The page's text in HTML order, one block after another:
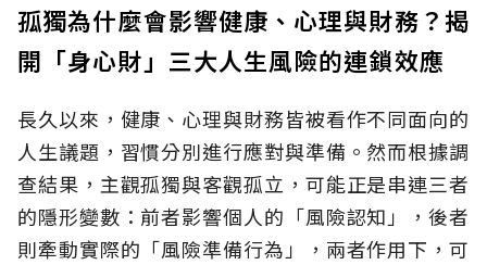
孤獨為什麼會影響健康、心理與財務？揭
開「身心財」三大人生風險的連鎖效應
長久以來，健康、心理與財務皆被看作不同面向的
人生議題，習慣分別進行應對與準備。然而根據調
查結果，主觀孤獨與客觀孤立，可能正是串連三者
的隱形變數：前者影響個人的「風險認知 」，後者
則牽動實際的「風險準備行為」，兩者作用下，可